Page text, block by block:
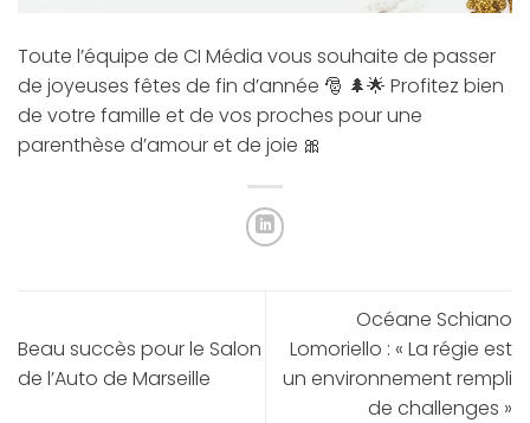
Toute l’équipe de CI Média vous souhaite de passer
de joyeuses fêtes de fin d’année 🎅 🌲🌟 Profitez bien
de votre famille et de vos proches pour une
parenthèse d’amour et de joie 🎀
Beau succès pour le Salon
de l’Auto de Marseille
Océane Schiano
Lomoriello : « La régie est
un environnement rempli
de challenges »